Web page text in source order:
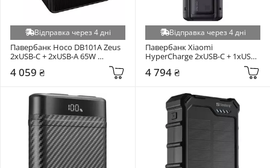
Відправка через 4 дні
Павербанк Hoco DB101A Zeus
2xUSB-C + 2xUSB-A 65W
4 059 ₴
Відправка через 4 дні
Павербанк Xiaomi
HyperCharge 2xUSB-C + 1xUSB-
(BHR9970GL)
4 794 ₴